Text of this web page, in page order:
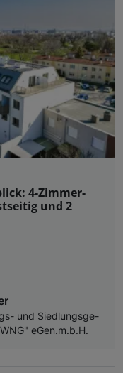
4-Zimmer-
und 2
und Sied­lungs­ge­
eGen.m.b.H.